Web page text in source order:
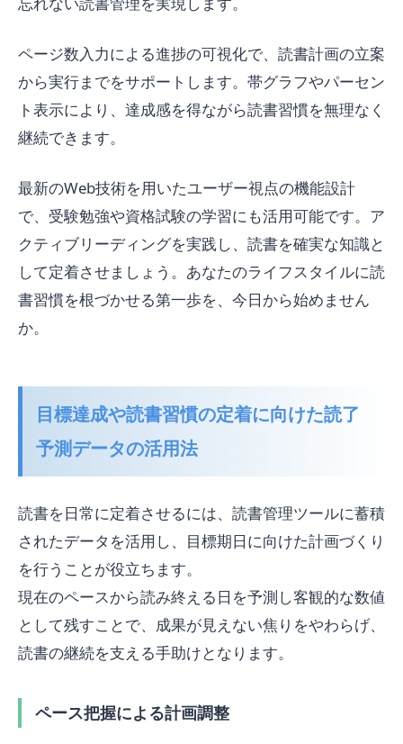
ページ数入力による進捗の可視化で、読書計画の立案
から実行までをサポートします。帯グラフやパーセン
ト表示により、達成感を得ながら読書習慣を無理なく
継続できます。
最新のWeb技術を用いたユーザー視点の機能設計
で、受験勉強や資格試験の学習にも活用可能です。ア
クティブリーディングを実践し、読書を確実な知識と
して定着させましょう。あなたのライフスタイルに読
書習慣を根づかせる第一歩を、今日から始めません
か。
目標達成や読書習慣の定着に向けた読了
予測データの活用法
読書を日常に定着させるには、読書管理ツールに蓄積
されたデータを活用し、目標期日に向けた計画づくり
を行うことが役立ちます。
現在のペースから読み終える日を予測し客観的な数値
として残すことで、成果が見えない焦りをやわらげ、
読書の継続を支える手助けとなります。
ペース把握による計画調整